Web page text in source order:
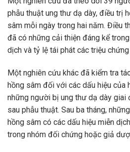
phẫu thuật ung thư dạ dày, điều trị
sâm mỗi ngày trong hai năm. Điều
đã có những cải thiện đáng kể
dịch và tỷ lệ tái phát các triệu
Một nghiên cứu khác đã kiểm tra
hồng sâm đối với các dấu hiệu của
những người bị ung thư dạ dày giai
sau phẫu thuật. Sau ba tháng,
hồng sâm có các dấu hiệu miễn
trong nhóm đối chứng hoặc giả